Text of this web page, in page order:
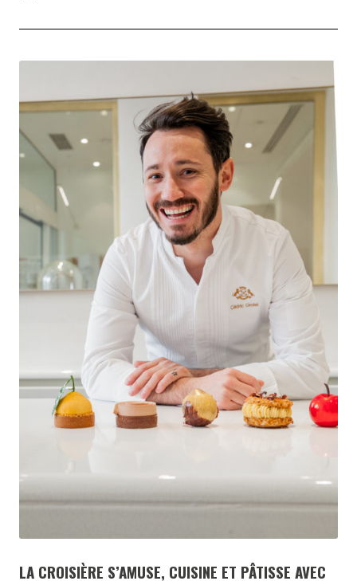
LA CROISIÈRE S’AMUSE, CUISINE ET PÂTISSE AVEC